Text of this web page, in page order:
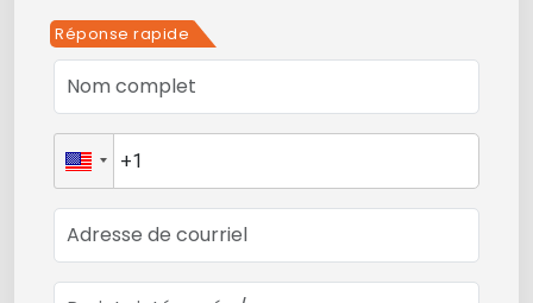
Réponse rapide